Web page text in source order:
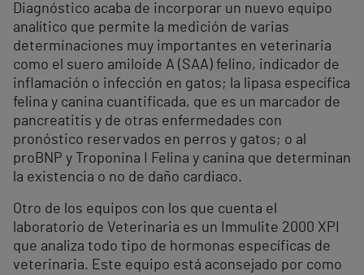
Diagnóstico acaba de incorporar un nuevo equipo
analítico que permite la medición de varias
determinaciones muy importantes en veterinaria
como el suero amiloide A (SAA) felino, indicador de
inflamación o infección en gatos; la lipasa específica
felina y canina cuantificada, que es un marcador de
pancreatitis y de otras enfermedades con
pronóstico reservados en perros y gatos; o al
proBNP y Troponina I Felina y canina que determinan
la existencia o no de daño cardiaco.
Otro de los equipos con los que cuenta el
laboratorio de Veterinaria es un Immulite 2000 XPI
que analiza todo tipo de hormonas específicas de
veterinaria. Este equipo está aconsejado por como